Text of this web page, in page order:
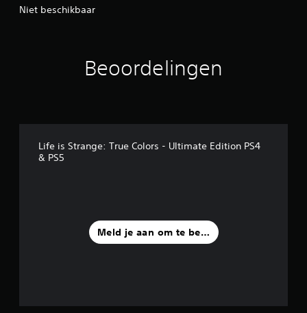
Niet beschikbaar
Beoordelingen
Life is Strange: True Colors - Ultimate Edition PS4
& PS5
Meld je aan om te beoordelen